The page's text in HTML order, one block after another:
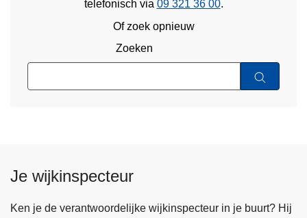
telefonisch via 09 321 36 00.
Of zoek opnieuw
Zoeken
Je wijkinspecteur
Ken je de verantwoordelijke wijkinspecteur in je buurt? Hij